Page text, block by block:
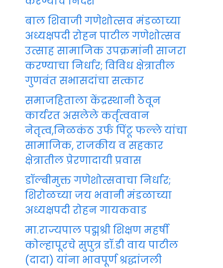
बाल शिवाजी गणेशोत्सव मंडळाच्या
अध्यक्षपदी रोहन पाटील गणेशोत्सव
उत्साह सामाजिक उपक्रमांनी साजरा
करण्याचा निर्धार; विविध क्षेत्रातील
गुणवंत सभासदांचा सत्कार
समाजहिताला केंद्रस्थानी ठेवून
कार्यरत असलेले कर्तृत्ववान
नेतृत्व,निळकंठ उर्फ पिंटू फल्ले यांचा
सामाजिक, राजकीय व सहकार
क्षेत्रातील प्रेरणादायी प्रवास
डॉल्बीमुक्त गणेशोत्सवाचा निर्धार;
शिरोळच्या जय भवानी मंडळाच्या
अध्यक्षपदी रोहन गायकवाड
मा.राज्यपाल पद्मश्री शिक्षण महर्षी
कोल्हापूरचे सुपुत्र डॉ.डी वाय पाटील
(दादा) यांना भावपूर्ण श्रद्धांजली